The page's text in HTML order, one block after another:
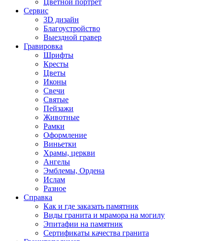
Цветной портрет
Сервис
3D дизайн
Благоустройство
Выездной гравер
Гравировка
Шрифты
Кресты
Цветы
Иконы
Свечи
Святые
Пейзажи
Животные
Рамки
Оформление
Виньетки
Храмы, церкви
Ангелы
Эмблемы, Ордена
Ислам
Разное
Справка
Как и где заказать памятник
Виды гранита и мрамора на могилу
Эпитафии на памятник
Сертификаты качества гранита